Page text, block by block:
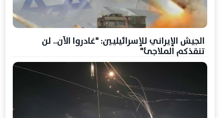
الجيش الإيراني للإسرائيليين: "غادروا الآن.. لن
تنقذكم الملاجئ"